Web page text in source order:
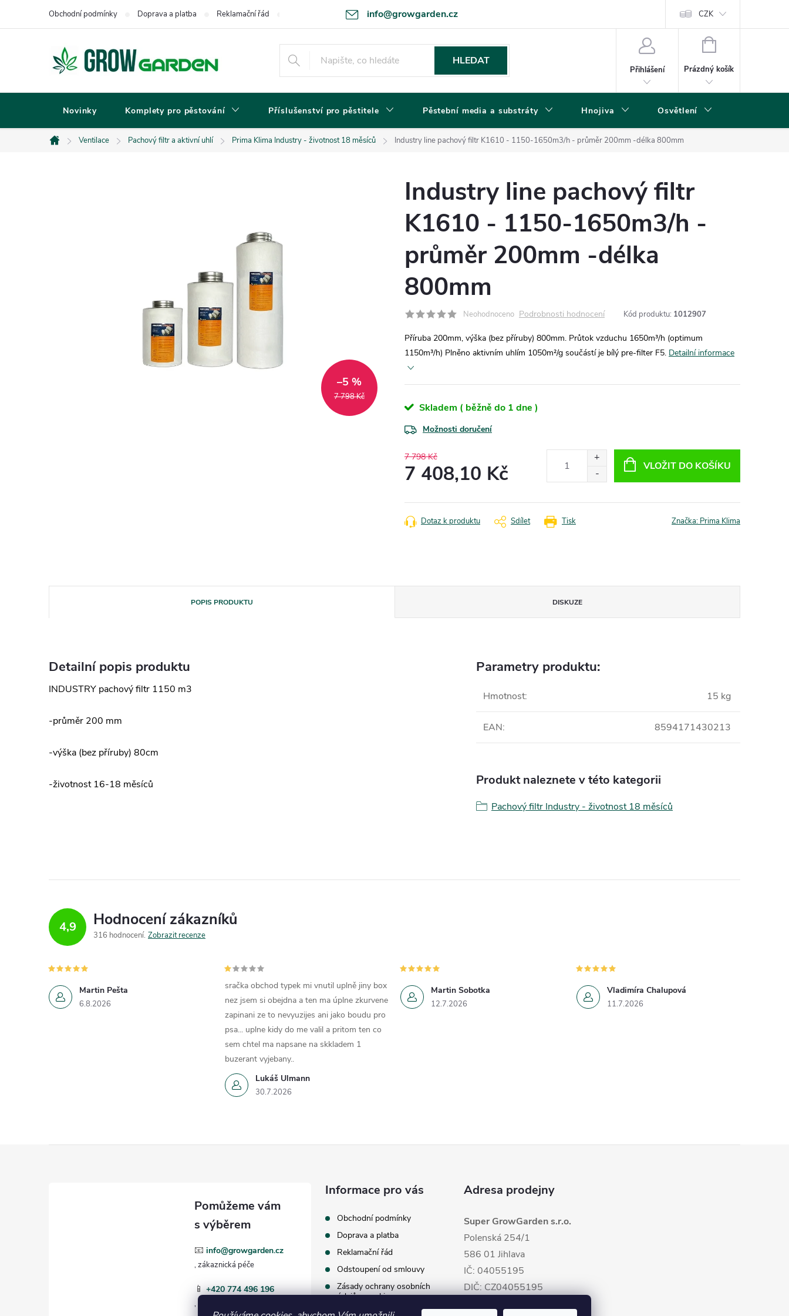
info@growgarden.cz
Obchodní podmínky Doprava a platba Reklamační řád Odstoupení od smlouvy Zásady ochrany osobních údajů a cookies CZK
HLEDAT
Přihlášení
NÁKUPNÍ
Prázdný košík
Novinky Komplety pro pěstování Příslušenství pro pěstitele Pěstební media a substráty Hnojiva Osvětlení
Domů
Ventilace Pachový filtr a aktivní uhlí Prima Klima Industry - životnost 18 měsíců Industry line pachový filtr K1610 - 1150-1650m3/h - průměr 200mm -délka 800mm
7 798 Kč
–5 %
Industry line pachový filtr
K1610 - 1150-1650m3/h -
průměr 200mm -délka
800mm
Neohodnoceno Podrobnosti hodnocení Kód produktu: 1012907
Příruba 200mm, výška (bez příruby) 800mm. Průtok vzduchu 1650m³/h (optimum
1150m³/h) Plněno aktivním uhlím 1050m²/g součástí je bílý pre-filter F5. Detailní informace
Skladem ( běžně do 1 dne )
Možnosti doručení
7 798 Kč
7 408,10 Kč
cena:
VLOŽIT DO KOŠÍKU
Tisk
Dotaz k produktu Sdílet Značka: Prima Klima
POPIS PRODUKTU DISKUZE
Detailní popis produktu
INDUSTRY pachový filtr 1150 m3
-průměr 200 mm
-výška (bez příruby) 80cm
-životnost 16-18 měsíců
Parametry produktu:
Hmotnost: 15 kg
EAN: 8594171430213
Produkt naleznete v této kategorii
Pachový filtr Industry - životnost 18 měsíců
4,9 Hodnocení zákazníků
316 hodnocení Zobrazit recenze
Martin Pešta
6.8.2026
Lukáš Ulmann
30.7.2026
sračka obchod typek mi vnutil uplně jiny box
nez jsem si obejdna a ten ma úplne zkurvene
zapinani ze to nevyuzijes ani jako boudu pro
psa... uplne kidy do me valil a pritom ten co
sem chtel ma napsane na skkladem 1
buzerant vyjebany..
Martin Sobotka
12.7.2026
Vladimíra Chalupová
11.7.2026
📧 info@growgarden.cz
📱+420 774 496 196
Informace pro vás
Obchodní podmínky
Doprava a platba
Reklamační řád
Odstoupení od smlouvy
Zásady ochrany osobních
údajů a cookies
Adresa prodejny
Super GrowGarden s.r.o.
Polenská 254/1
586 01 Jihlava
IČ: 04055195
DIČ: CZ04055195